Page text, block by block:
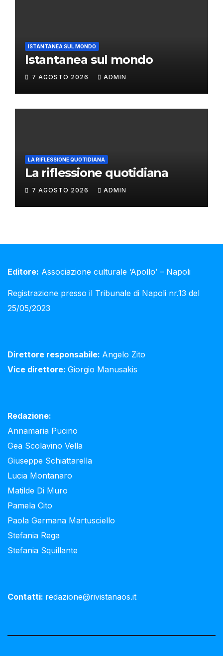
ISTANTANEA SUL MONDO
Istantanea sul mondo
7 AGOSTO 2026 ADMIN
LA RIFLESSIONE QUOTIDIANA
La riflessione quotidiana
7 AGOSTO 2026 ADMIN
Editore: Associazione culturale ‘Apollo’ – Napoli
Registrazione presso il Tribunale di Napoli nr.13 del
25/05/2023
Direttore responsabile: Angelo Zito
Vice direttore: Giorgio Manusakis
Redazione:
Annamaria Pucino
Gea Scolavino Vella
Giuseppe Schiattarella
Lucia Montanaro
Matilde Di Muro
Pamela Cito
Paola Germana Martusciello
Stefania Rega
Stefania Squillante
Contatti: redazione@rivistanaos.it